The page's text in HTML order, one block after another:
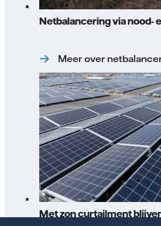
Netbalancering via nood-
Meer over
Met zon curtailment